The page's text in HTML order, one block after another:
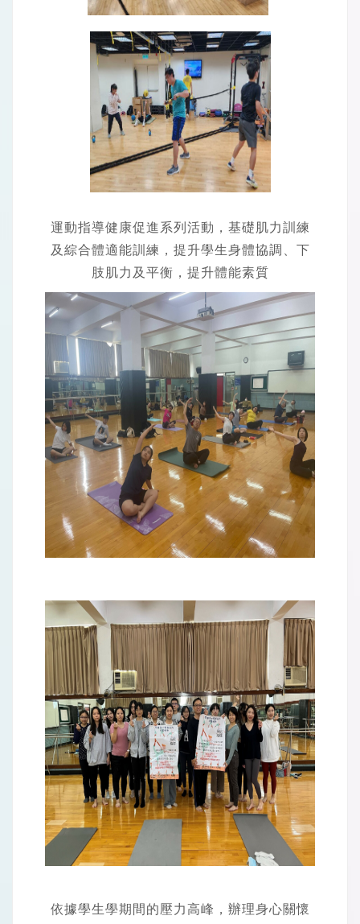
運動指導健康促進系列活動，基礎肌力訓練
及綜合體適能訓練，提升學生身體協調、下
肢肌力及平衡，提升體能素質
依據學生學期間的壓力高峰，辦理身心關懷